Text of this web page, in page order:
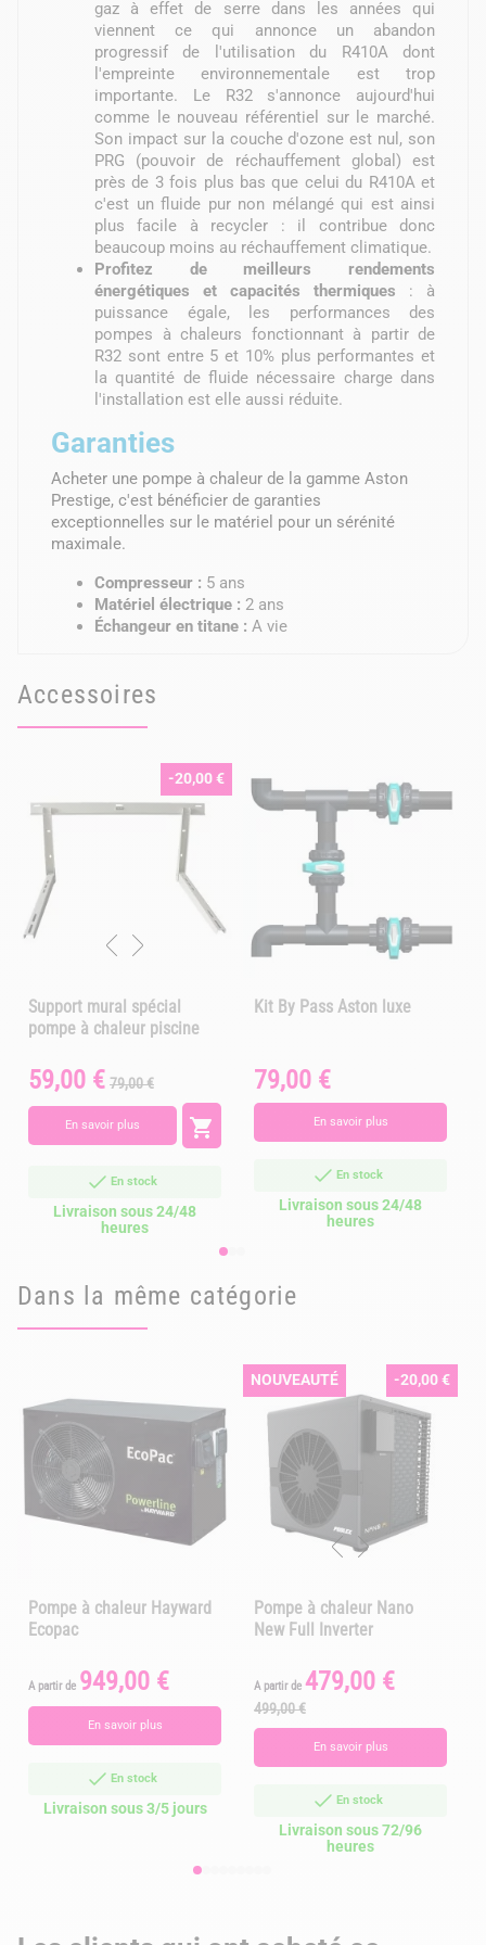
gaz à effet de serre dans les années qui
viennent ce qui annonce un abandon
progressif de l'utilisation du R410A dont
l'empreinte environnementale est trop
importante. Le R32 s'annonce aujourd'hui
comme le nouveau référentiel sur le marché.
Son impact sur la couche d'ozone est nul, son
PRG (pouvoir de réchauffement global) est
près de 3 fois plus bas que celui du R410A et
c'est un fluide pur non mélangé qui est ainsi
plus facile à recycler : il contribue donc
beaucoup moins au réchauffement climatique.
Profitez de meilleurs rendements
énergétiques et capacités thermiques : à
puissance égale, les performances des
pompes à chaleurs fonctionnant à partir de
R32 sont entre 5 et 10% plus performantes et
la quantité de fluide nécessaire charge dans
l'installation est elle aussi réduite.
Garanties
Acheter une pompe à chaleur de la gamme Aston
Prestige, c'est bénéficier de garanties
exceptionnelles sur le matériel pour un sérénité
maximale.
Compresseur : 5 ans
Matériel électrique : 2 ans
Échangeur en titane : A vie
Accessoires
-20,00 €
Support mural spécial
pompe à chaleur piscine
Prix
59,00 € Prix
base
79,00 €
En savoir plus 
En stock
Livraison sous 24/48
heures
Kit By Pass Aston luxe
Prix
79,00 €
En savoir plus
En stock
Livraison sous 24/48
heures
Dans la même catégorie
Pompe à chaleur Hayward
Ecopac
A partir de Prix
949,00 €
En savoir plus
En stock
Livraison sous 3/5 jours
NOUVEAUTÉ -20,00 €
Pompe à chaleur Nano
New Full Inverter
A partir de Prix
479,00 €Prix
base
499,00 €
En savoir plus
En stock
Livraison sous 72/96
heures